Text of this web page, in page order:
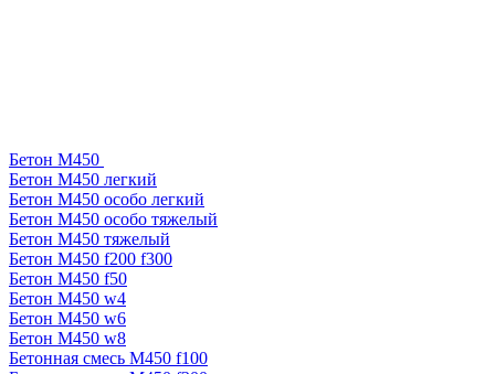
Бетон М450
Бетон М450 легкий
Бетон М450 особо легкий
Бетон М450 особо тяжелый
Бетон М450 тяжелый
Бетон М450 f200 f300
Бетон М450 f50
Бетон М450 w4
Бетон М450 w6
Бетон М450 w8
Бетонная смесь М450 f100